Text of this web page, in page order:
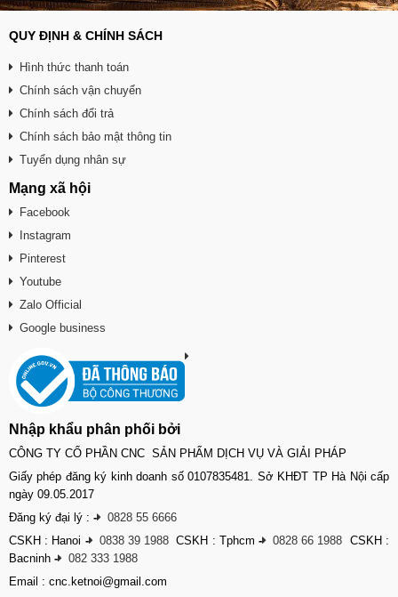
QUY ĐỊNH & CHÍNH SÁCH
Hình thức thanh toán
Chính sách vận chuyển
Chính sách đổi trả
Chính sách bảo mật thông tin
Tuyển dụng nhân sự
Mạng xã hội
Facebook
Instagram
Pinterest
Youtube
Zalo Official
Google business
Nhập khẩu phân phối bởi
CÔNG TY CỔ PHẦN CNC SẢN PHẨM DỊCH VỤ VÀ GIẢI PHÁP
Giấy phép đăng ký kinh doanh số 0107835481. Sở KHĐT TP Hà Nội cấp
ngày 09.05.2017
Đăng ký đại lý : -
0828 55 6666
CSKH : Hanoi - 0838 39 1988 CSKH : Tphcm- 0828 66 1988 CSKH :
Bacninh -
082 333 1988
Email : cnc.ketnoi@gmail.com